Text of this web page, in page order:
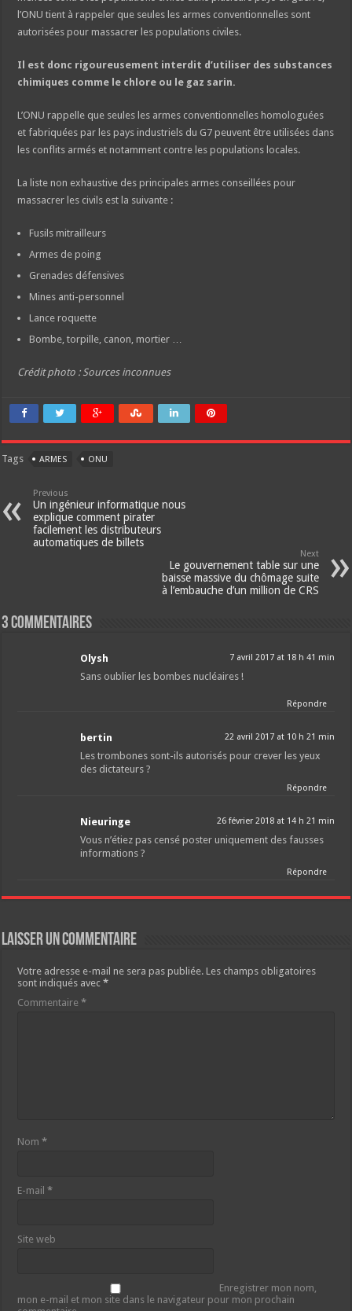
l’ONU tient à rappeler que seules les armes conventionnelles sont
autorisées pour massacrer les populations civiles.
Il est donc rigoureusement interdit d’utiliser des substances
chimiques comme le chlore ou le gaz sarin.
L’ONU rappelle que seules les armes conventionnelles homologuées
et fabriquées par les pays industriels du G7 peuvent être utilisées dans
les conflits armés et notamment contre les populations locales.
La liste non exhaustive des principales armes conseillées pour
massacrer les civils est la suivante :
Fusils mitrailleurs
Armes de poing
Grenades défensives
Mines anti-personnel
Lance roquette
Bombe, torpille, canon, mortier …
Crédit photo : Sources inconnues
Tags ARMES ONU
Previous
Un ingénieur informatique nous
explique comment pirater
facilement les distributeurs
automatiques de billets
Next
Le gouvernement table sur une
baisse massive du chômage suite
à l’embauche d’un million de CRS
3 Commentaires
Olysh 7 avril 2017 at 18 h 41 min
Sans oublier les bombes nucléaires !
Répondre
bertin 22 avril 2017 at 10 h 21 min
Les trombones sont-ils autorisés pour crever les yeux
des dictateurs ?
Répondre
Nieuringe 26 février 2018 at 14 h 21 min
Vous n’étiez pas censé poster uniquement des fausses
informations ?
Répondre
Laisser un commentaire
Votre adresse e-mail ne sera pas publiée. Les champs obligatoires
sont indiqués avec*
Commentaire*
Nom*
E-mail*
Site web
Enregistrer mon nom,
mon e-mail et mon site dans le navigateur pour mon prochain